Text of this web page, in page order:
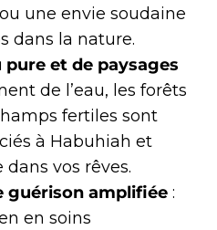
une envie soudaine
dans la nature.
pure et de paysages
de l’eau, les forêts
fertiles sont
à Habuhiah et
vos rêves.
guérison amplifiée :
en soins